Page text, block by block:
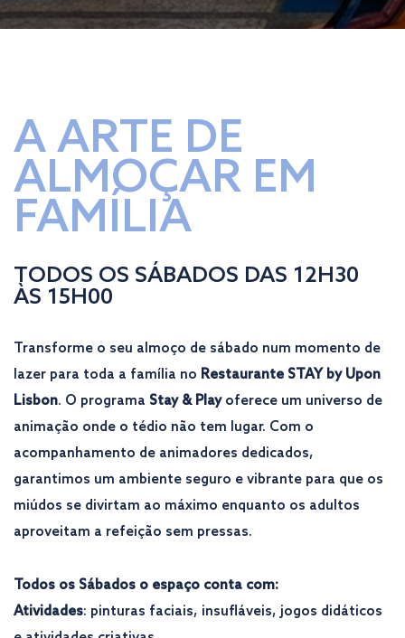
A ARTE DE
ALMOÇAR EM
FAMÍLIA
TODOS OS SÁBADOS DAS 12H30
ÀS 15H00
Transforme o seu almoço de sábado num momento de
lazer para toda a família no Restaurante STAY by Upon
Lisbon. O programa Stay & Playoferece um universo de
animação onde o tédio não tem lugar. Com o
acompanhamento de animadores dedicados,
garantimos um ambiente seguro e vibrante para que os
miúdos se divirtam ao máximo enquanto os adultos
aproveitam a refeição sem pressas.
Todos os Sábados o espaço conta com:
Atividades: pinturas faciais, insufláveis, jogos didáticos